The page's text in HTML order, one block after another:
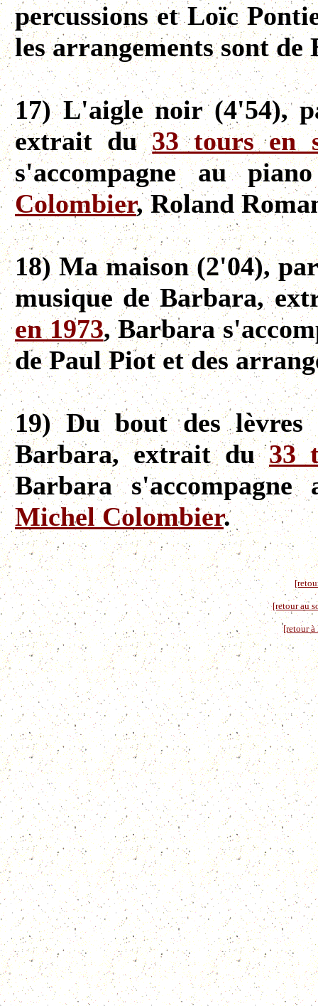
percussions et Loïc
les arrangements sont de
17) L'aigle noir (4'54),
extrait du33 tours en
s'accompagne au
Colombier, Roland
18) Ma maison (2'04),
musique de Barbara,
en 1973, Barbara
de Paul Piot et des
19) Du bout des lèvres
Barbara, extrait du33
Barbara
Michel Colombier.
[retour au
[retour à